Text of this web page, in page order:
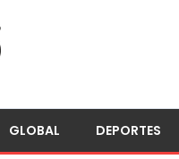
GLOBAL DEPORTES